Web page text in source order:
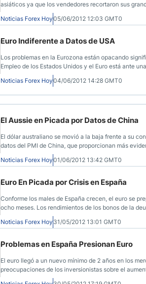
asiáticos ya que los vendedores recortaron sus
Noticias Forex Hoy05/06/2012 12:03 GMT0
Euro Indiferente a Datos de USA
Los problemas en la Eurozona están opacando
Empleo de los Estados Unidos y el Euro está ante
de dos años contra el dólar americano, y como a
$1,2393, una pérdida de 0,3%
Noticias Forex Hoy04/06/2012 14:28 GMT0
El Aussie en Picada por Datos de China
El dólar australiano se movió a la baja frente a su
datos del PMI de China, que proporcionan más
allá de las intenciones del gobierno.
Noticias Forex Hoy01/06/2012 13:42 GMT0
Euro En Picada por Crisis en España
Conforme los males de España crecen, el euro se
ocho meses. Los rendimientos de los bonos de la
logrando un máximo de 6 meses y la ampliación del
alemanes.
Noticias Forex Hoy 31/05/2012 13:01 GMT0
Problemas en España Presionan Euro
El euro llegó a un nuevo mínimo de 2 años en los
preocupaciones de los inversionistas sobre el
española y, de hecho, sobre el sistema bancario